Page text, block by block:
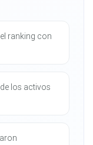
ranking con
los activos